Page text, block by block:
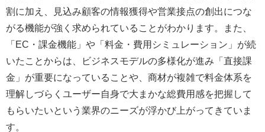
割に加え、見込み顧客の情報獲得や営業接点の創出につな
がる機能が強く求められていることがわかります。また、
「EC・課金機能」や「料金・費用シミュレーション」が続
いたことからは、ビジネスモデルの多様化が進み「直接課
金」が重要になっていることや、商材が複雑で料金体系を
理解しづらくユーザー自身で大まかな総費用感を把握して
もらいたいという業界のニーズが浮かび上がってきていま
す。